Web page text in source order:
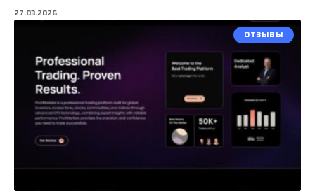
27.03.2026
ОТЗЫВЫ